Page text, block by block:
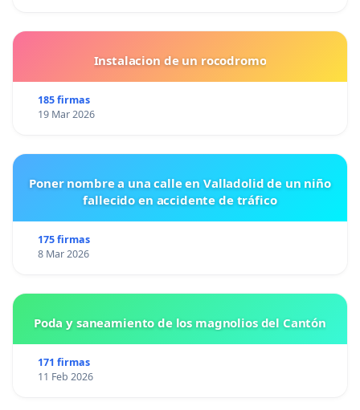
Instalacion de un rocodromo
185 firmas
19 Mar 2026
Poner nombre a una calle en Valladolid de un niño
fallecido en accidente de tráfico
175 firmas
8 Mar 2026
Poda y saneamiento de los magnolios del Cantón
171 firmas
11 Feb 2026